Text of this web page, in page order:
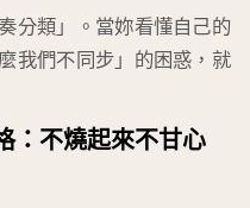
分類」。當妳看懂自己的
我們不同步」的困惑，就
：不燒起來不甘心